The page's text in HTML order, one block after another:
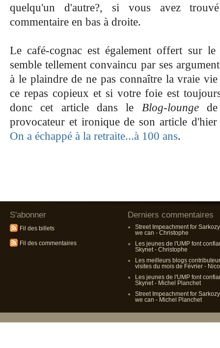
quelqu'un d'autre?, si vous avez
commentaire en bas à droite.
Le café-cognac est également offert sur
semble tellement convaincu par ses
à le plaindre de ne pas connaître la vraie
ce repas copieux et si votre foie est
donc cet article dans le Blog-loungede
provocateur et ironique de son article
On a échappé à la retraite...à 100 ans.
S'abonner
Fil des billets
Fil des commentaires
Derniers commentaires
Street Impeachment for
we can - Christophe
Les jeunes de l'UMP font
Skynet - Christophe
Les meilleurs blogs
visites du mois de Février -
Les jeunes de l'UMP font
Skynet - Michel Planchet
Street Impeachment for
we can - Michel Planchet